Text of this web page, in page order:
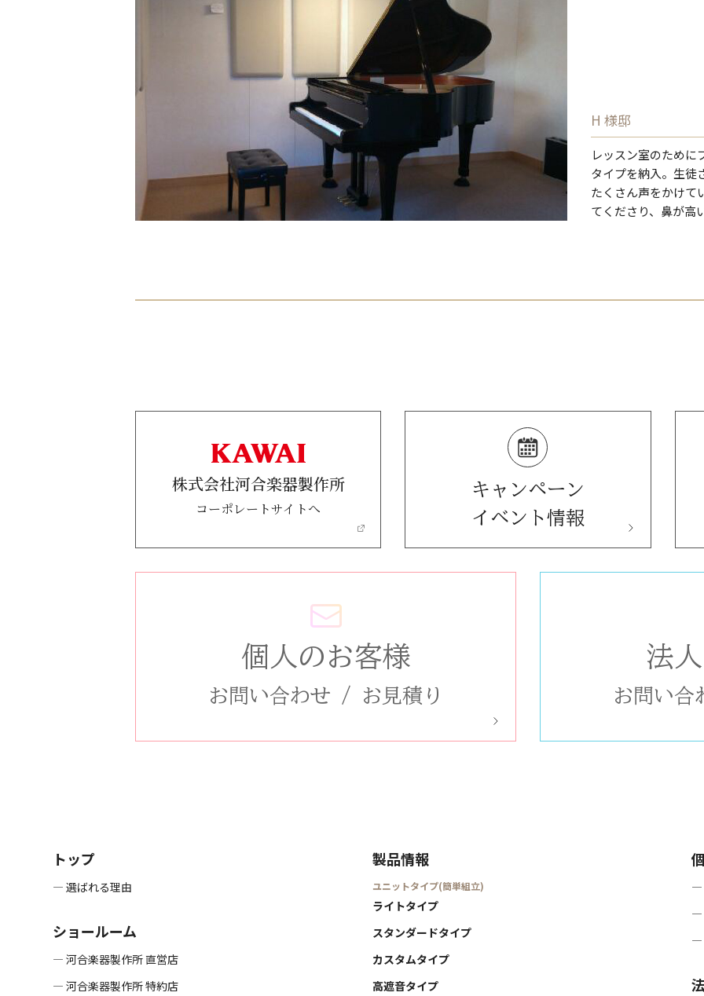
H 様邸
レッスン室のために
タイプを納入。生徒
たくさん声をかけて
てくださり、鼻が高
株式会社河合楽器製作所
コーポレートサイトへ
キャンペーン
イベント情報
個人のお客様
お問い合わせ / お見積り
法
お問い合
トップ
― 選ばれる理由
ショールーム
― 河合楽器製作所 直営店
― 河合楽器製作所 特約店
製品情報
ユニットタイプ(簡単組立)
ライトタイプ
スタンダードタイプ
カスタムタイプ
高遮音タイプ
―
―
―